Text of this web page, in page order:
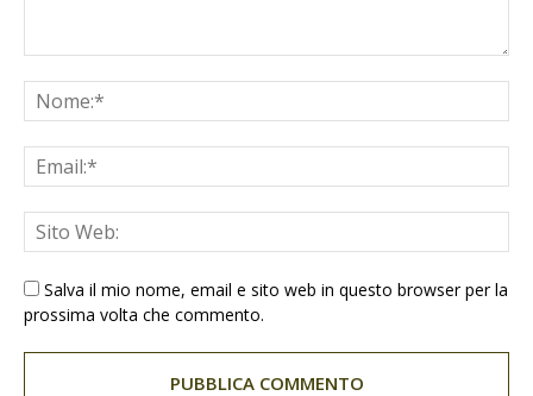
Salva il mio nome, email e sito web in questo browser per la
prossima volta che commento.